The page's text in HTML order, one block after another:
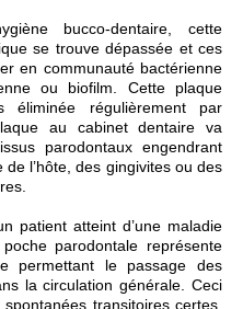
bucco-dentaire, cette
se trouve dépassée et ces
en communauté bactérienne
ou biofilm. Cette plaque
éliminée régulièrement par
au cabinet dentaire va
parodontaux engendrant
l’hôte, des gingivites ou des
patient atteint d’une maladie
parodontale représente
permettant le passage des
la circulation générale. Ceci
transitoires certes,